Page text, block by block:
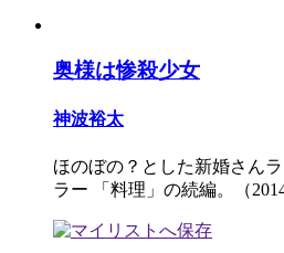
奥様は惨殺少女
神波裕太
ほのぼの？とした新婚さん
ラー 「料理」の続編。（